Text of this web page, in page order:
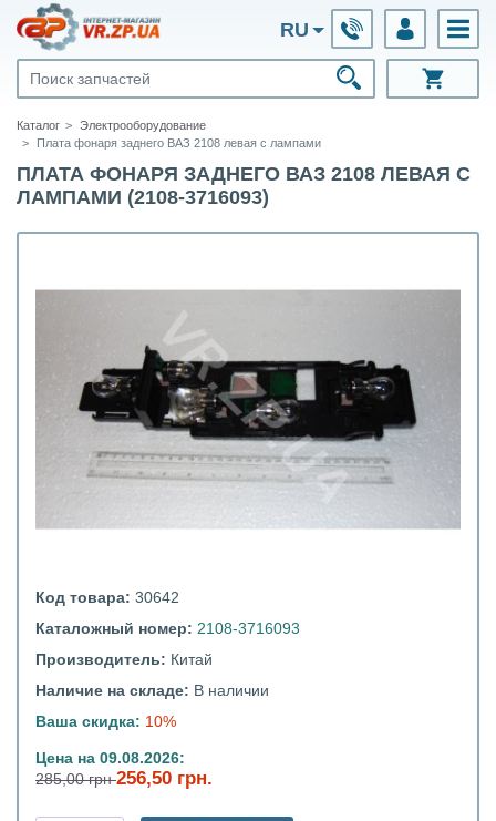
RU
Каталог
Электрооборудование
Плата фонаря заднего ВАЗ 2108 левая с лампами
ПЛАТА ФОНАРЯ ЗАДНЕГО ВАЗ 2108 ЛЕВАЯ С
ЛАМПАМИ (2108-3716093)
Код товара: 30642
Каталожный номер: 2108-3716093
Производитель: Китай
Наличие на складе: В наличии
Ваша скидка: 10%
Цена на 09.08.2026:
285,00 грн256,50 грн.